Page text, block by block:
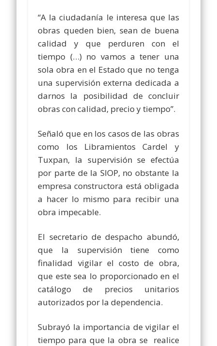
“A la ciudadanía le interesa que las
obras queden bien, sean de buena
calidad y que perduren con el
tiempo (…) no vamos a tener una
sola obra en el Estado que no tenga
una supervisión externa dedicada a
darnos la posibilidad de concluir
obras con calidad, precio y tiempo”.
Señaló que en los casos de las obras
como los Libramientos Cardel y
Tuxpan, la supervisión se efectúa
por parte de la SIOP, no obstante la
empresa constructora está obligada
a hacer lo mismo para recibir una
obra impecable.
El secretario de despacho abundó,
que la supervisión tiene como
finalidad vigilar el costo de obra,
que este sea lo proporcionado en el
catálogo de precios unitarios
autorizados por la dependencia.
Subrayó la importancia de vigilar el
tiempo para que la obra se realice